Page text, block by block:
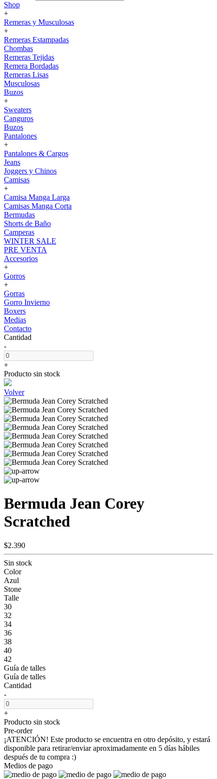
Shop
+
Remeras y Musculosas
+
Remeras Estampadas
Chombas
Remeras Tejidas
Remera Bordadas
Remeras Lisas
Musculosas
Buzos
+
Sweaters
Canguros
Buzos
Pantalones
+
Pantalones & Cargos
Jeans
Joggers y Chinos
Camisas
+
Camisa Manga Larga
Camisas Manga Corta
Bermudas
Shorts de Baño
Camperas
WINTER SALE
PRE VENTA
Accesorios
+
Gorros
+
Gorras
Gorro Invierno
Boxers
Medias
Contacto
Cantidad
-
+
Producto sin stock
Volver
Bermuda Jean Corey
Scratched
$2.390
Sin stock
Color
Azul
Stone
Talle
30
32
34
36
38
40
42
Guía de talles
Guía de talles
Cantidad
-
+
Producto sin stock
Pre-order
¡ATENCIÓN! Este producto se encuentra en otro depósito, y estará
disponible para retirar/enviar aproximadamente en 5 días hábiles
después de tu compra :)
Medios de pago